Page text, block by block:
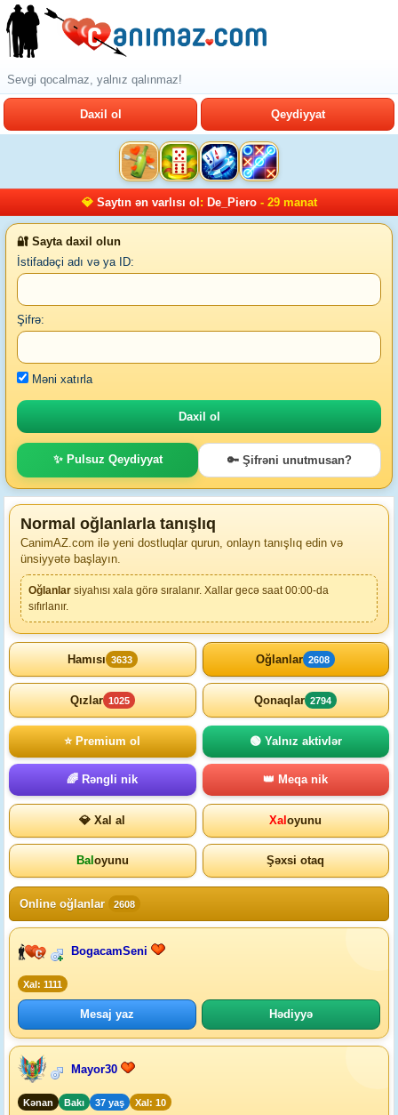
Sevgi qocalmaz, yalnız qalınmaz!
Daxil ol Qeydiyyat
💎 Saytın ən varlısı ol : De_Piero- 29 manat
🔐 Sayta daxil olun
İstifadəçi adı və ya ID:
Şifrə:
Məni xatırla
✨ Pulsuz Qeydiyyat 🔑 Şifrəni unutmusan?
Normal oğlanlarla tanışlıq
CanimAZ.com ilə yeni dostluqlar qurun, onlayn tanışlıq edin və
ünsiyyətə başlayın.
Oğlanlar siyahısı xala görə sıralanır. Xallar gecə saat 00:00-da
sıfırlanır.
Hamısı 3633 Oğlanlar 2608
Qızlar 1025 Qonaqlar 2794
⭐ Premium ol 🟢 Yalnız aktivlər
🌈 Rəngli nik 👑 Meqa nik
💎 Xal al Xaloyunu
Baloyunu Şəxsi otaq
Online oğlanlar 2608
BogacamSeni
Xal: 1111
Mesaj yaz Hədiyyə
Mayor30
Kənan Bakı 37 yaş Xal: 10